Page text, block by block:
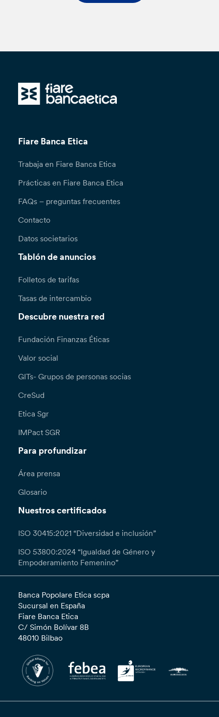
Fiare Banca Etica
Trabaja en Fiare Banca Etica
Prácticas en Fiare Banca Etica
FAQs – preguntas frecuentes
Contacto
Datos societarios
Tablón de anuncios
Folletos de tarifas
Tasas de intercambio
Descubre nuestra red
Fundación Finanzas Éticas
Valor social
GITs- Grupos de personas socias
CreSud
Etica Sgr
IMPact SGR
Para profundizar
Área prensa
Glosario
Nuestros certificados
ISO 30415:2021 “Diversidad e inclusión”
ISO 53800:2024 “Igualdad de Género y
Empoderamiento Femenino”
Banca Popolare Etica scpa
Sucursal en España
Fiare Banca Etica
C/ Simón Bolívar 8B
48010 Bilbao